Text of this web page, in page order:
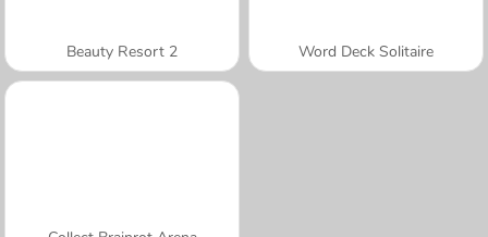
Beauty Resort 2 Word Deck Solitaire